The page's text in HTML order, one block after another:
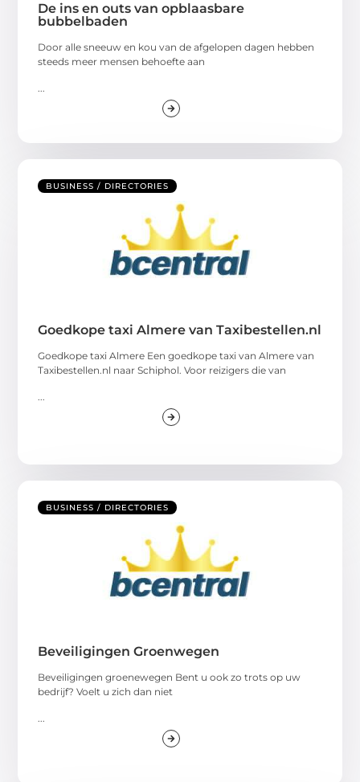
De ins en outs van opblaasbare
bubbelbaden
Door alle sneeuw en kou van de afgelopen dagen hebben
steeds meer mensen behoefte aan
BUSINESS / DIRECTORIES
Goedkope taxi Almere van Taxibestellen.nl
Goedkope taxi Almere Een goedkope taxi van Almere van
Taxibestellen.nl naar Schiphol. Voor reizigers die van
BUSINESS / DIRECTORIES
Beveiligingen Groenwegen
Beveiligingen groenewegen Bent u ook zo trots op uw
bedrijf? Voelt u zich dan niet